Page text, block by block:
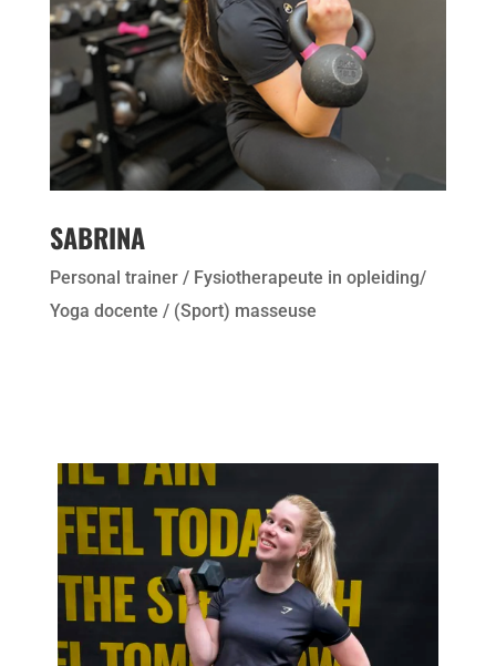
SABRINA
Personal trainer / Fysiotherapeute in opleiding/
Yoga docente / (Sport) masseuse